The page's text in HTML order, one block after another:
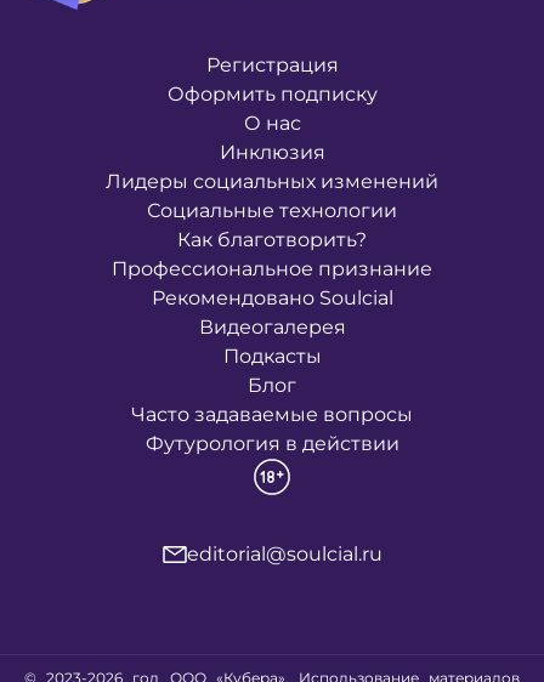
Регистрация
Оформить подписку
О нас
Инклюзия
Лидеры социальных изменений
Социальные технологии
Как благотворить?
Профессиональное признание
Рекомендовано Soulcial
Видеогалерея
Подкасты
Блог
Часто задаваемые вопросы
Футурология в действии
editorial@soulcial.ru
© 2023-2026 год ООО «Кубера». Использование материалов